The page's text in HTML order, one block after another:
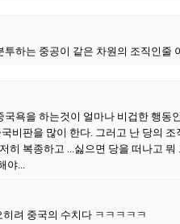
하는 중공이 같은 차원의 조직인줄
욕을 하는것이 얼마나 비겁한 행동
비판을 많이 한다. 그러고 난 당의
히 복종하고 ...싫으면 당을 떠나고
야...
려 중국의 수치다 ㅋㅋㅋㅋㅋ